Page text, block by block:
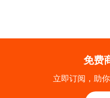
OCT
免费
立即订阅，助